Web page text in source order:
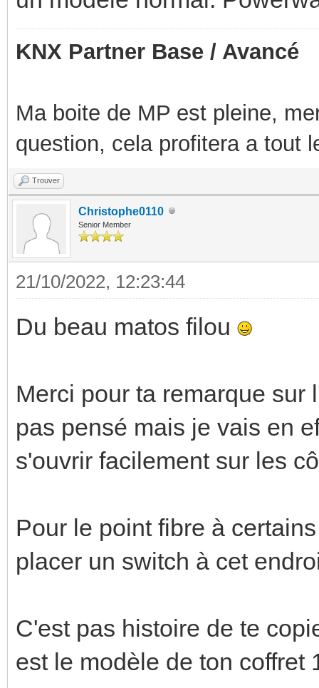
KNX Partner Base / Avancé
Ma boite de MP est pleine,
question, cela profitera a tout
Trouver
Christophe0110
Senior Member
21/10/2022, 12:23:44
Du beau matos filou
Merci pour ta remarque sur
pas pensé mais je vais en
s'ouvrir facilement sur les
Pour le point fibre à
placer un switch à cet
C'est pas histoire de te
est le modèle de ton coffret